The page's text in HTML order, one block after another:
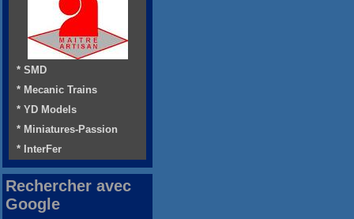
* SMD
* Mecanic Trains
* YD Models
* Miniatures-Passion
* InterFer
Rechercher avec
Google